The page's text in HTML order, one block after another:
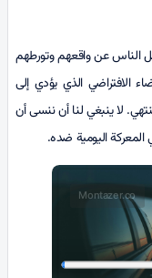
الناس عن واقعهم وتورطهم
الافتراضي الذي يؤدي إلى
لا ينبغي لنا أن ننسى أن
اليومية ضده.